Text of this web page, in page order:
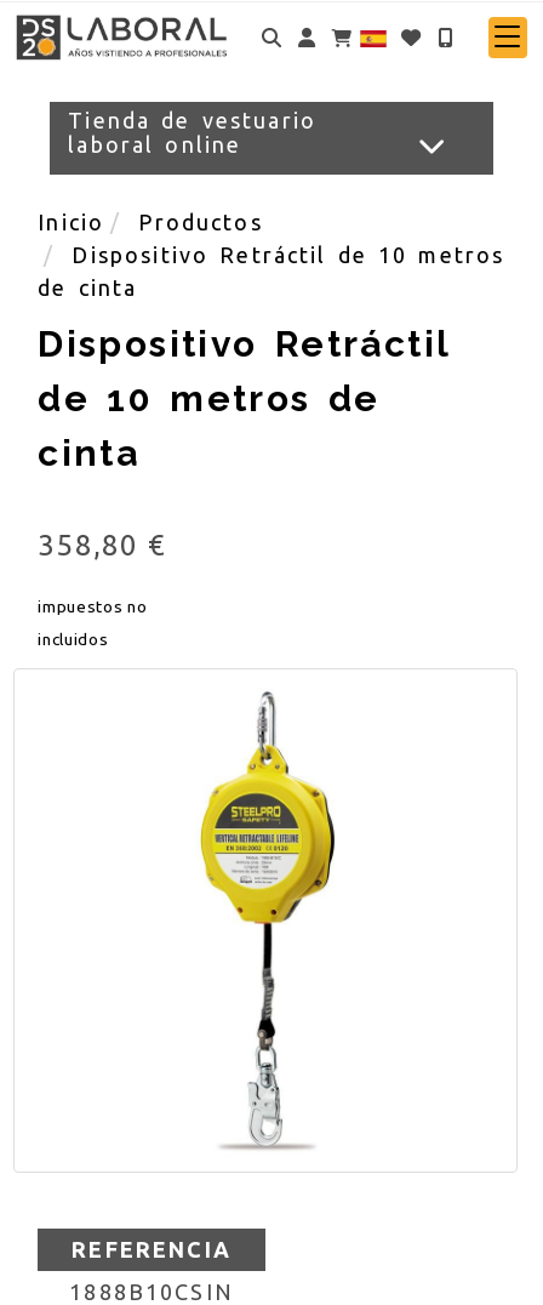
Identifícate
Tienda de vestuario
laboral online
Inicio
Productos
Dispositivo Retráctil de 10 metros
de cinta
Dispositivo Retráctil
de 10 metros de
cinta
358,80 €
impuestos no
incluidos
REFERENCIA
1888B10CSIN